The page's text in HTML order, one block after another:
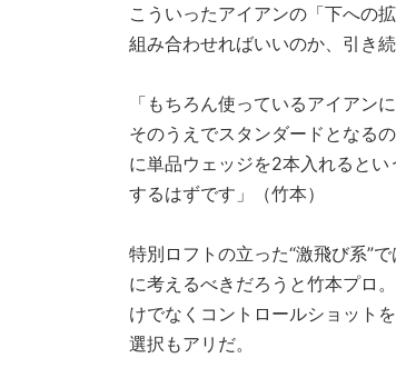
こういったアイアンの「下への
組み合わせればいいのか、引き
「もちろん使っているアイアン
そのうえでスタンダードとなる
に単品ウェッジを2本入れると
するはずです」（竹本）
特別ロフトの立った“激飛び系”
に考えるべきだろうと竹本プロ
けでなくコントロールショット
選択もアリだ。